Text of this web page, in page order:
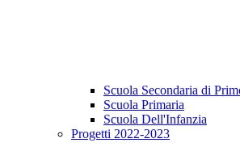
Scuola Secondaria di
Scuola Primaria
Scuola Dell'Infanzia
Progetti 2022-2023